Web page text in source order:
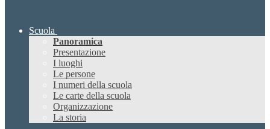
Scuola
Panoramica
Presentazione
I luoghi
Le persone
I numeri della scuola
Le carte della scuola
Organizzazione
La storia